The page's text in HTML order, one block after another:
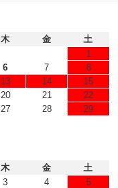
木 金
土
1
6 7
8
13 14
15
20 21
22
27 28
29
木 金
土
3 4
5